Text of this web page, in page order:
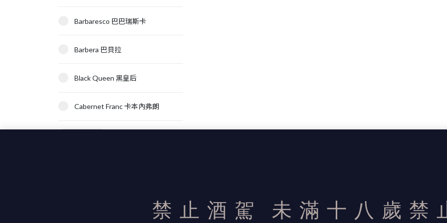
Barbaresco 巴巴瑞斯卡
Barbera 巴貝拉
Black Queen 黑皇后
Cabernet Franc 卡本內弗朗
禁止酒駕 未滿十八歲禁